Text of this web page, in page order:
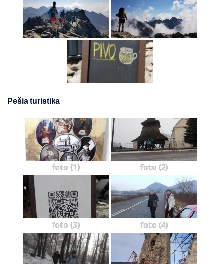
Pešia turistika
foto (1) foto (2)
foto (3) foto (4)